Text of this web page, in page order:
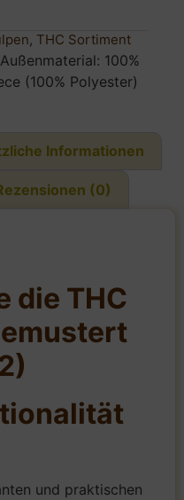
, THC Sortiment
100%
(100% Polyester)
Informationen
(0)
die THC
und praktischen